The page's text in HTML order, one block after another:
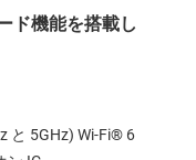
ド機能を搭載し
と 5GHz) Wi-Fi® 6